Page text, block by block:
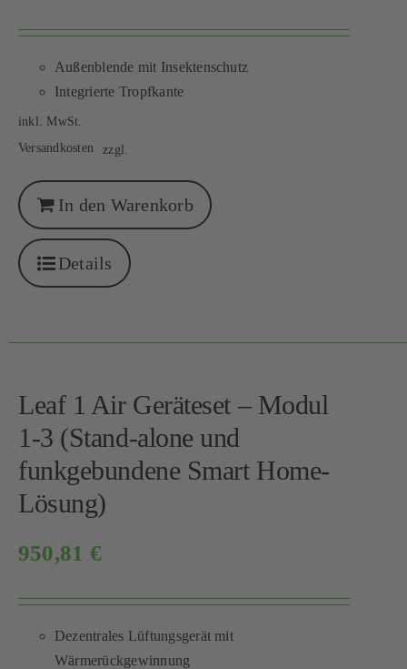
Außenblende mit Insektenschutz
Integrierte Tropfkante
inkl. MwSt.
zzgl.
Versandkosten
In den Warenkorb
Details
Leaf 1 Air Geräteset – Modul
1-3 (Stand-alone und
funkgebundene Smart Home-
Lösung)
950,81 €
Dezentrales Lüftungsgerät mit
Wärmerückgewinnung